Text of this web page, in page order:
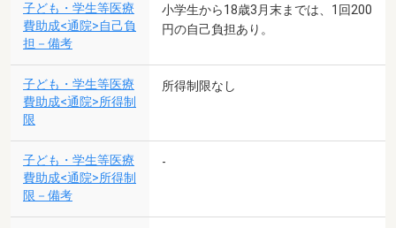
子ども・学生等医療
費助成<通院>自己負
担－備考
小学生から18歳3月末までは、1回200
円の自己負担あり。
子ども・学生等医療
費助成<通院>所得制
限
所得制限なし
子ども・学生等医療
費助成<通院>所得制
限－備考
-